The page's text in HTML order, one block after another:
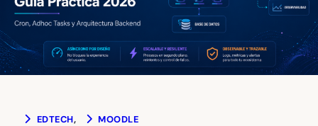
EDTECH, MOODLE